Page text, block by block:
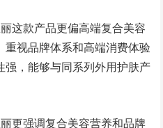
这款产品更偏高端复合美容
视品牌体系和高端消费体验
，能够与同系列外用护肤产
更强调复合美容营养和品牌